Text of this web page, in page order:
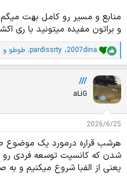
منابع و مسیر رو کامل بهت
و براتون مفیده میتونید با ری
ا
م
ی
ا
ز
ت
:
2007dina، pardissrty، طوطو و 9 نفر دیگر
///
aLiG
2026/6/25
هرشب قراره درمورد یک
شدن که کانسپت توسعه فردی
یعنی از الفبا شروع میکنیم و